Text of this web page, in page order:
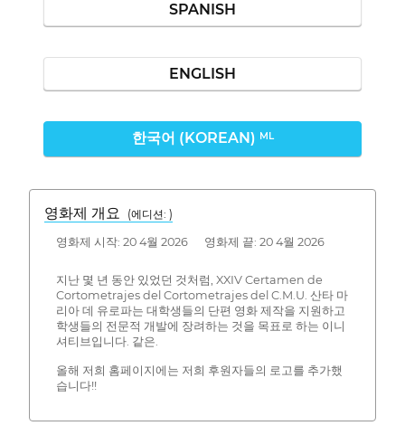
SPANISH
ENGLISH
한국어 (KOREAN) ML
영화제 개요 (에디션: )
영화제 시작: 20 4월 2026 영화제 끝: 20 4월 2026
지난 몇 년 동안 있었던 것처럼, XXIV Certamen de
Cortometrajes del Cortometrajes del C.M.U. 산타 마
리아 데 유로파는 대학생들의 단편 영화 제작을 지원하고
학생들의 전문적 개발에 장려하는 것을 목표로 하는 이니
셔티브입니다. 같은.
올해 저희 홈페이지에는 저희 후원자들의 로고를 추가했
습니다!!